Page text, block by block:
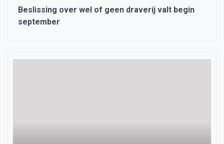
Beslissing over wel of geen draverij valt begin
september